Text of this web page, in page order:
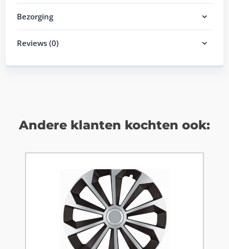
Bezorging
Reviews (0)
Andere klanten kochten ook: